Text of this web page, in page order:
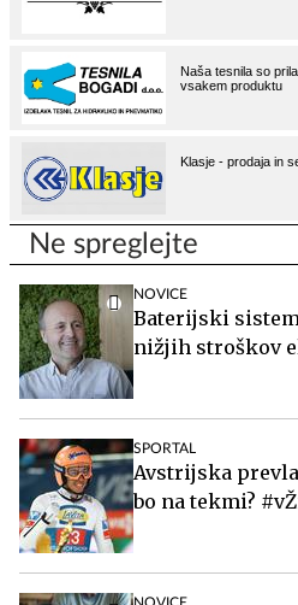
Ne spreglejte
NOVICE
Baterijski
nižjih stroškov
SPORTAL
Avstrijska
bo na tekmi?